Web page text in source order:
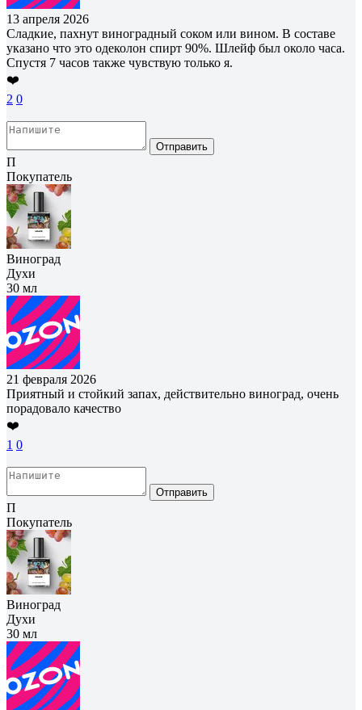
13 апреля 2026
Сладкие, пахнут виноградный соком или вином. В составе
указано что это одеколон спирт 90%. Шлейф был около часа.
Спустя 7 часов также чувствую только я.
❤️
2 0
Отправить
П
Покупатель
Виноград
Духи
30 мл
21 февраля 2026
Приятный и стойкий запах, действительно виноград, очень
порадовало качество
❤️
1 0
Отправить
П
Покупатель
Виноград
Духи
30 мл